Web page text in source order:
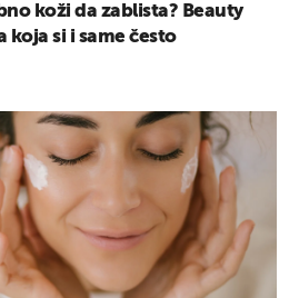
koži da zablista? Beauty
si i same često